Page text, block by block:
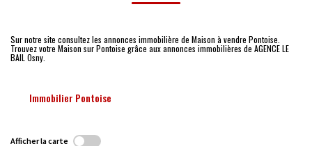
Espace Locataire
Créer une alerte
Sur notre site consultez les annonces immobilière de Maison à vendre Pontoise.
Trouvez votre Maison sur Pontoise grâce aux annonces immobilières de AGENCE LE
BAIL Osny.
Immobilier Pontoise
Afficher la carte